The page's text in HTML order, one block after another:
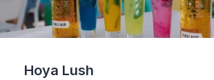
Hoya Lush